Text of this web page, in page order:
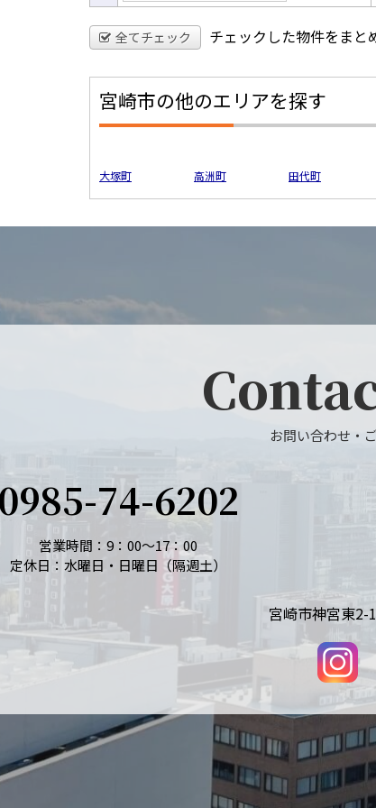
全てチェック チェックした物件をまと
宮崎市の他のエリアを探す
大塚町 高洲町 田代町
お問い合わせ・
74-6202
営業時間：9：00～17：00
定休日：水曜日・日曜日（隔週土）
宮崎市神宮東2-